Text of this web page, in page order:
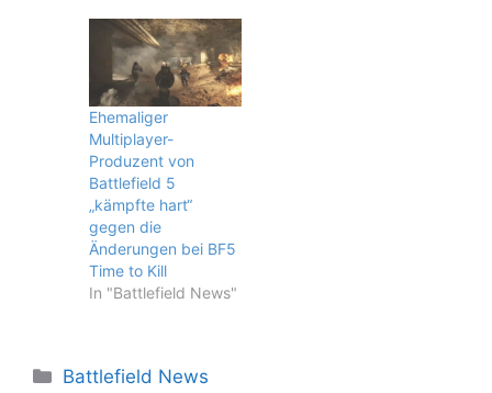
Ehemaliger
Multiplayer-
Produzent von
Battlefield 5
„kämpfte hart“
gegen die
Änderungen bei BF5
Time to Kill
In "Battlefield News"
Kategorien
Battlefield News